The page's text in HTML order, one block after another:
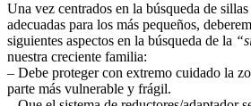
Una vez centrados en la búsqueda de
adecuadas para los más pequeños,
siguientes aspectos en la búsqueda de la
nuestra creciente familia:
– Debe proteger con extremo cuidado la
parte más vulnerable y frágil.